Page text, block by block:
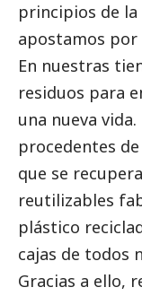
principios de la
apostamos
En nuestras
residuos para
una nueva
procedentes
que se
reutilizables
plástico
cajas de todos
Gracias a ello,